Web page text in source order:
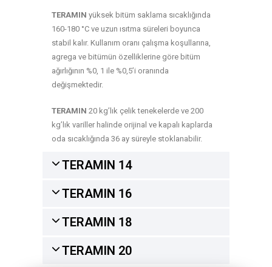
TERAMIN yüksek bitüm saklama sıcaklığında
160-180 °C ve uzun ısıtma süreleri boyunca
stabil kalır. Kullanım oranı çalışma koşullarına,
agrega ve bitümün özelliklerine göre bitüm
ağırlığının %0, 1 ile %0,5’i oranında
değişmektedir.
TERAMIN 20 kg’lık çelik tenekelerde ve 200
kg’lık variller halinde orijinal ve kapalı kaplarda
oda sıcaklığında 36 ay süreyle stoklanabilir.
TERAMIN 14
TERAMIN 16
TERAMIN 18
TERAMIN 20